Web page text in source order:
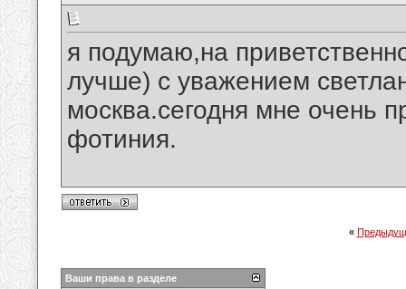
я подумаю,на
лучше) с уважением
москва.сегодня мне очень
фотиния.
«
Ваши права в разделе